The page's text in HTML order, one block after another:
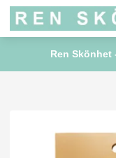
Ren